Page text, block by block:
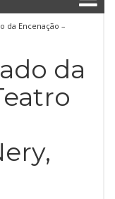
da Encenação –
da